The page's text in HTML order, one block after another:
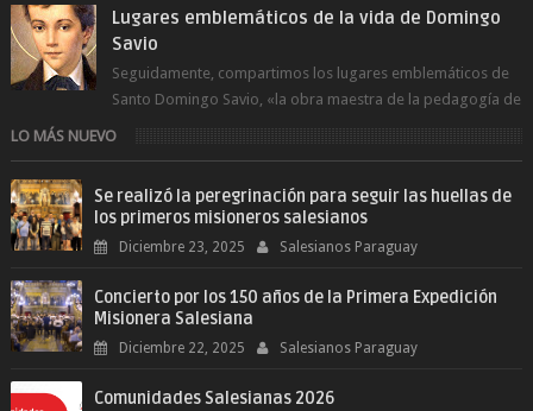
Lugares emblemáticos de la vida de Domingo
Savio
Seguidamente, compartimos los lugares emblemáticos de
Santo Domingo Savio, «la obra maestra de la pedagogía de
Don Bosco». San Giovann...
LO MÁS NUEVO
Se realizó la peregrinación para seguir las huellas de
los primeros misioneros salesianos
Diciembre 23, 2025 Salesianos Paraguay
Concierto por los 150 años de la Primera Expedición
Misionera Salesiana
Diciembre 22, 2025 Salesianos Paraguay
Comunidades Salesianas 2026